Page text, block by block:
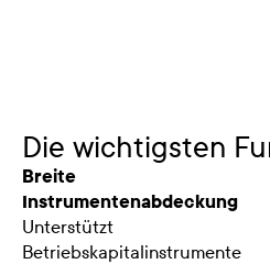
Die wichtigsten
Breite
Instrumentenabdeckung
Unterstützt
Betriebskapitalinstrumente